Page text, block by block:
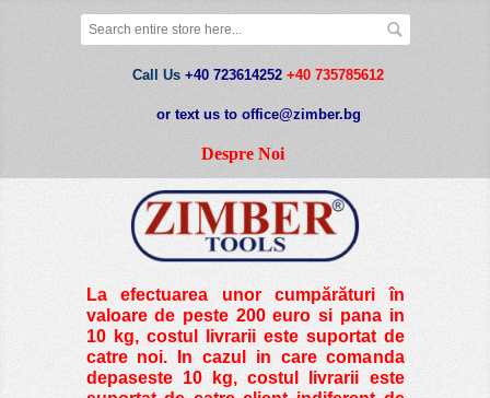
Call Us +40 723614252 +40 735785612
or text us to office@zimber.bg
Despre Noi
La efectuarea unor cumpărături în
valoare de peste200 euro si pana in
10 kg, costul livrarii este suportat de
catre noi. In cazul in care comanda
depaseste 10 kg, costul livrarii este